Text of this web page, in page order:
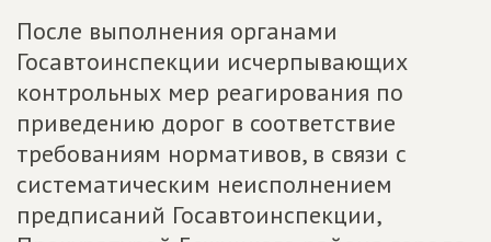
После выполнения органами
Госавтоинспекции исчерпывающих
контрольных мер реагирования по
приведению дорог в соответствие
требованиям нормативов, в связи с
систематическим неисполнением
предписаний Госавтоинспекции,